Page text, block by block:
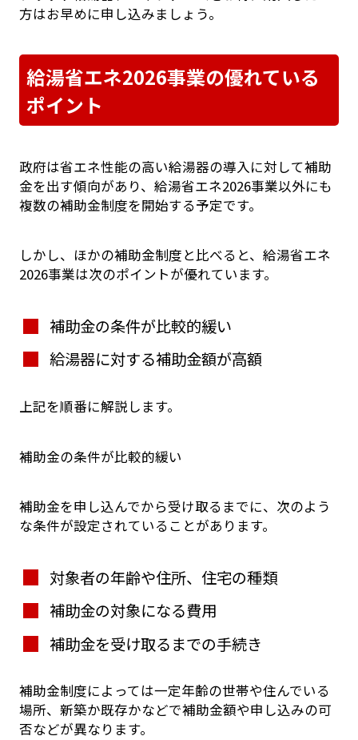
方はお早めに申し込みましょう。
給湯省エネ2026事業の優れている
ポイント
政府は省エネ性能の高い給湯器の導入に対して補助
金を出す傾向があり、給湯省エネ2026事業以外にも
複数の補助金制度を開始する予定です。
しかし、ほかの補助金制度と比べると、給湯省エネ
2026事業は次のポイントが優れています。
補助金の条件が比較的緩い
給湯器に対する補助金額が高額
上記を順番に解説します。
補助金の条件が比較的緩い
補助金を申し込んでから受け取るまでに、次のよう
な条件が設定されていることがあります。
対象者の年齢や住所、住宅の種類
補助金の対象になる費用
補助金を受け取るまでの手続き
補助金制度によっては一定年齢の世帯や住んでいる
場所、新築か既存かなどで補助金額や申し込みの可
否などが異なります。